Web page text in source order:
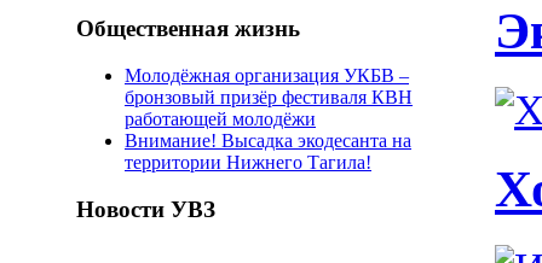
Общественная жизнь
Молодёжная организация УКБВ –
бронзовый призёр фестиваля КВН
работающей молодёжи
Внимание! Высадка экодесанта на
территории Нижнего Тагила!
Новости УВЗ